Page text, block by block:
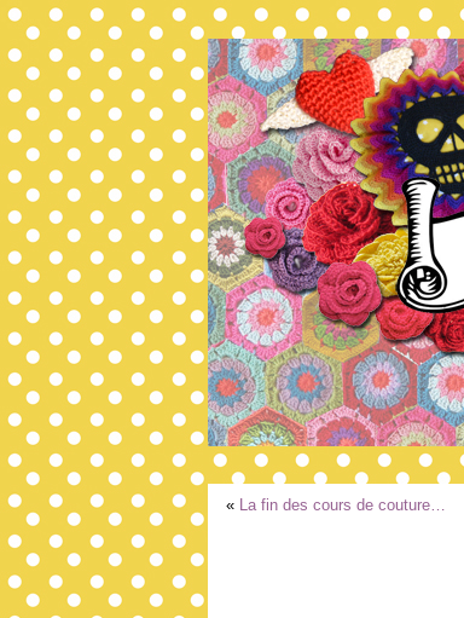
« La fin des cours de couture…